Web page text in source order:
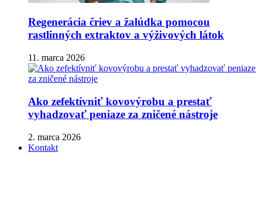
Regenerácia čriev a žalúdka pomocou
rastlinných extraktov a výživových látok
11. marca 2026
Ako zefektívniť kovovýrobu a prestať
vyhadzovať peniaze za zničené nástroje
2. marca 2026
Kontakt